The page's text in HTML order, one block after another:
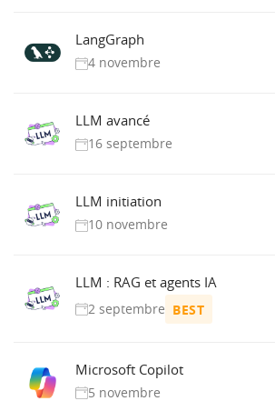
LangGraph
4 novembre
LLM avancé
16 septembre
LLM initiation
10 novembre
LLM : RAG et agents IA
2 septembre BEST
Microsoft Copilot
5 novembre